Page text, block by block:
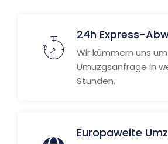
24h Express-
Wir kümmern uns
Umuzgsanfrage in
Stunden.
Europaweite